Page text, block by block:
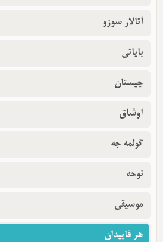
آتالار سوزو
بایاتی
چیستان
اوشاق
گولمه جه
نوحه
موسیقی
هر قاپیدان